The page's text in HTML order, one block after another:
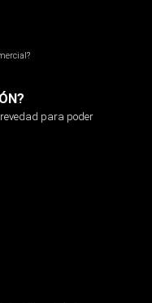
para poder